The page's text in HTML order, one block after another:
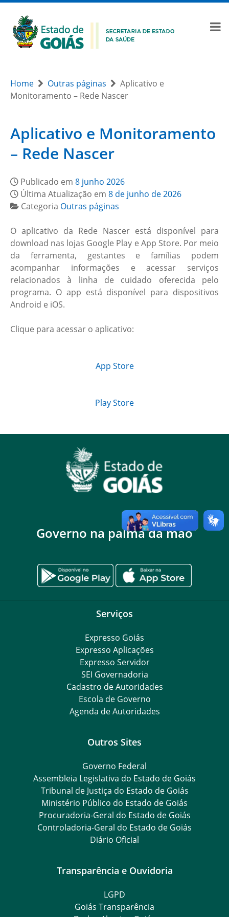
Home Outras páginas
Aplicativo e
Monitoramento – Rede Nascer
Aplicativo e Monitoramento
– Rede Nascer
Publicado em 8 junho 2026
Última Atualização em 8 de junho de 2026
Categoria Outras páginas
O aplicativo da Rede Nascer está disponível para
download nas lojas Google Play e App Store. Por meio
da ferramenta, gestantes e famílias podem
acompanhar informações e acessar serviços
relacionados à linha de cuidado oferecida pelo
programa. O app está disponível para dispositivos
Android e iOS.
Clique para acessar o aplicativo:
App Store
Play Store
Governo na palma da mão
Serviços
Expresso Goiás
Expresso Aplicações
Expresso Servidor
SEI Governadoria
Cadastro de Autoridades
Escola de Governo
Agenda de Autoridades
Outros Sites
Governo Federal
Assembleia Legislativa do Estado de Goiás
Tribunal de Justiça do Estado de Goiás
Ministério Público do Estado de Goiás
Procuradoria-Geral do Estado de Goiás
Controladoria-Geral do Estado de Goiás
Diário Oficial
Transparência e Ouvidoria
LGPD
Goiás Transparência